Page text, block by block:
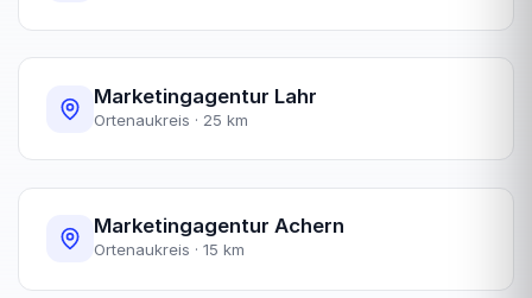
Marketingagentur Lahr
Ortenaukreis · 25 km
Marketingagentur Achern
Ortenaukreis · 15 km